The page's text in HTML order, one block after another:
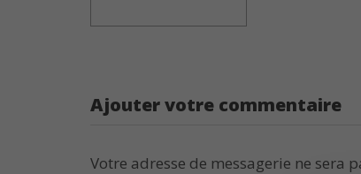
Ajouter votre commentaire
Votre adresse de messagerie ne sera